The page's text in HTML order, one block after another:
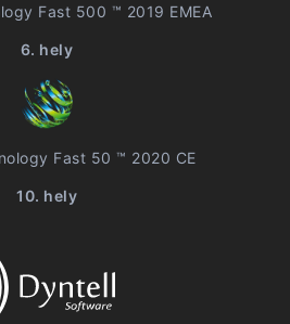
Fast 500 ™ 2019 EMEA
6. hely
Fast 50 ™ 2020 CE
10. hely